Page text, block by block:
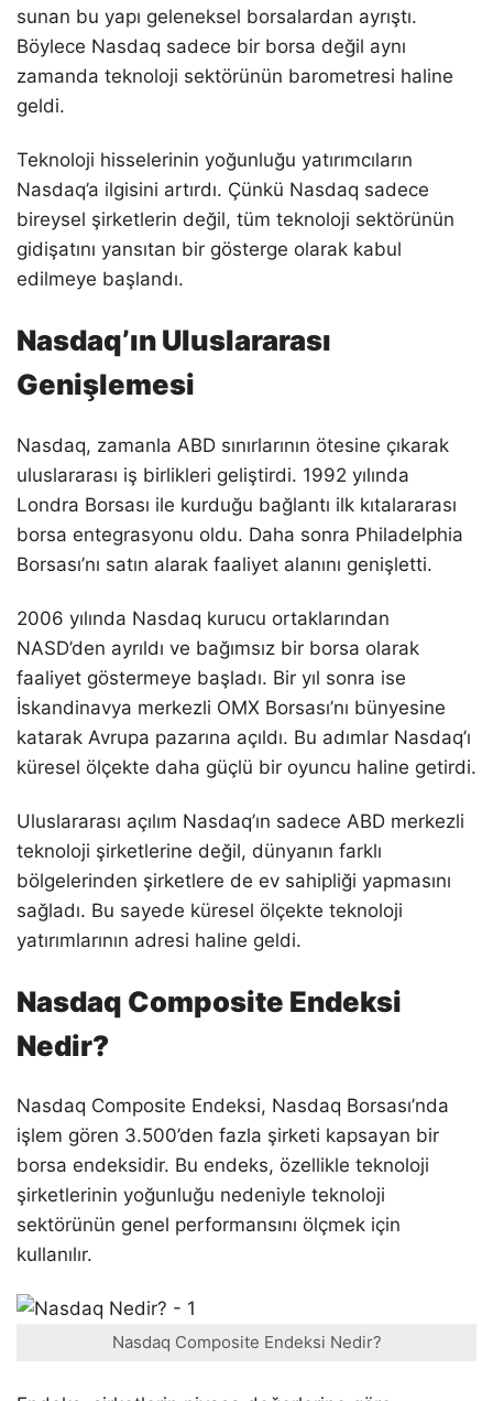
sunan bu yapı geleneksel borsalardan ayrıştı.
Böylece Nasdaq sadece bir borsa değil aynı
zamanda teknoloji sektörünün barometresi haline
geldi.
Teknoloji hisselerinin yoğunluğu yatırımcıların
Nasdaq’a ilgisini artırdı. Çünkü Nasdaq sadece
bireysel şirketlerin değil, tüm teknoloji sektörünün
gidişatını yansıtan bir gösterge olarak kabul
edilmeye başlandı.
Nasdaq’ın Uluslararası
Genişlemesi
Nasdaq, zamanla ABD sınırlarının ötesine çıkarak
uluslararası iş birlikleri geliştirdi. 1992 yılında
Londra Borsası ile kurduğu bağlantı ilk kıtalararası
borsa entegrasyonu oldu. Daha sonra Philadelphia
Borsası’nı satın alarak faaliyet alanını genişletti.
2006 yılında Nasdaq kurucu ortaklarından
NASD’den ayrıldı ve bağımsız bir borsa olarak
faaliyet göstermeye başladı. Bir yıl sonra ise
İskandinavya merkezli OMX Borsası’nı bünyesine
katarak Avrupa pazarına açıldı. Bu adımlar Nasdaq’ı
küresel ölçekte daha güçlü bir oyuncu haline getirdi.
Uluslararası açılım Nasdaq’ın sadece ABD merkezli
teknoloji şirketlerine değil, dünyanın farklı
bölgelerinden şirketlere de ev sahipliği yapmasını
sağladı. Bu sayede küresel ölçekte teknoloji
yatırımlarının adresi haline geldi.
Nasdaq Composite Endeksi
Nedir?
Nasdaq Composite Endeksi, Nasdaq Borsası’nda
işlem gören 3.500’den fazla şirketi kapsayan bir
borsa endeksidir. Bu endeks, özellikle teknoloji
şirketlerinin yoğunluğu nedeniyle teknoloji
sektörünün genel performansını ölçmek için
kullanılır.
Nasdaq Composite Endeksi Nedir?